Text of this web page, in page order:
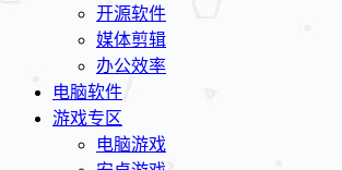
开源软件
媒体剪辑
办公效率
电脑软件
游戏专区
电脑游戏